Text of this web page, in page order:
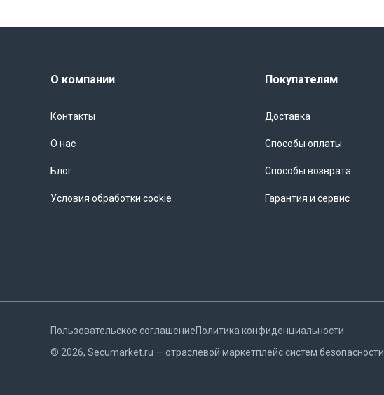
О компании
Контакты
О нас
Блог
Условия обработки cookie
Покупателям
Доставка
Способы оплаты
Способы возврата
Гарантия и сервис
Пользовательское соглашениеПолитика конфиденциальности
© 2026, Secumarket.ru — отраслевой маркетплейс систем безопасности.